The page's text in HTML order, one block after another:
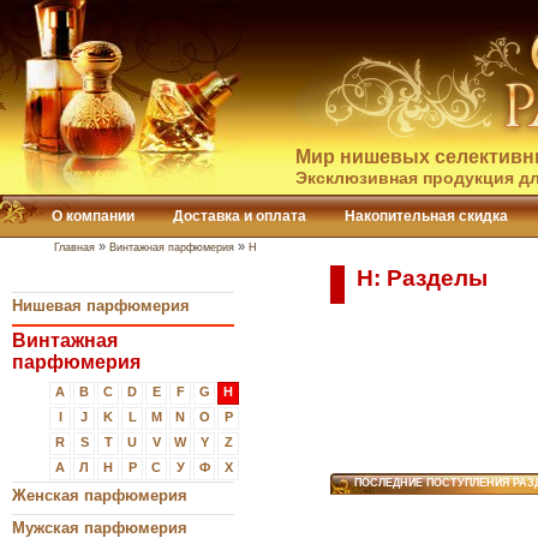
Мир нишевых
Эксклюзивная продукция
О компании Доставка и оплата Накопительная скидка
Главная » Винтажная парфюмерия » H
Нишевая парфюмерия
Винтажная
парфюмерия
A B C D E F G
H
I
J K L M N O
P
R
S T U V W Y
Z
А
Л Н Р С У Ф Х
Женская парфюмерия
Мужская парфюмерия
H: Разделы
ПОСЛЕДНИЕ ПОСТУПЛЕНИЯ